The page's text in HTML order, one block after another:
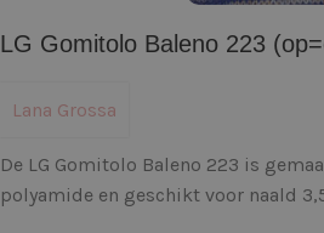
LG Gomitolo Baleno 223
Lana Grossa
De LG Gomitolo Baleno 223 is
polyamide en geschikt voor naald